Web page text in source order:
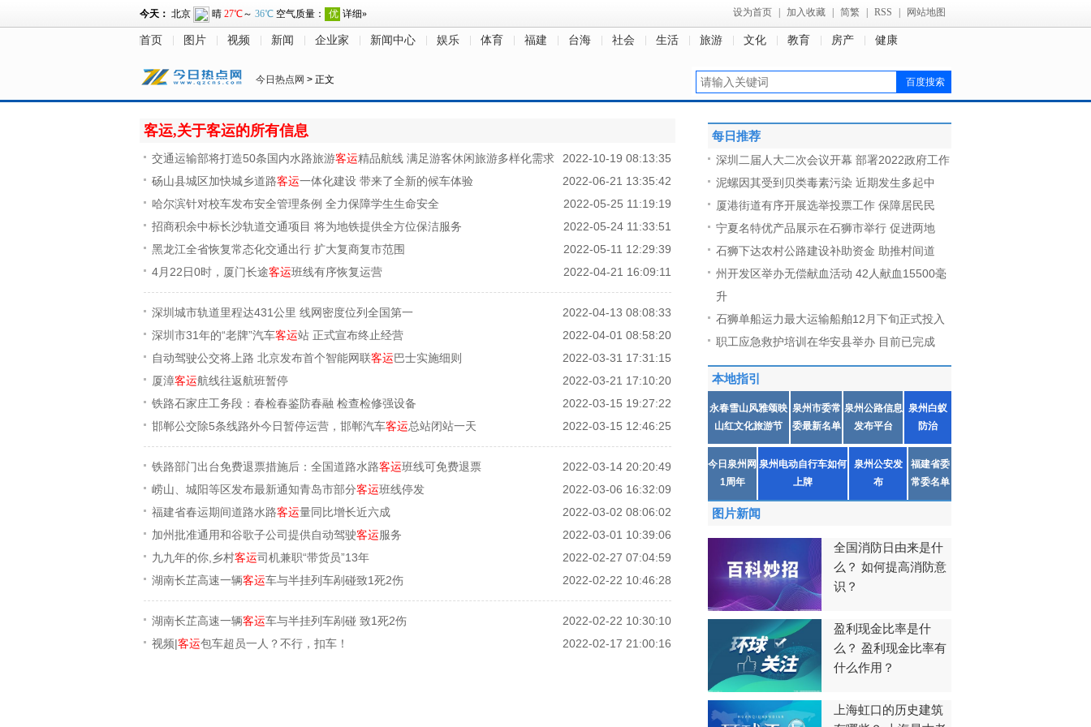
设为首页 加入收藏 简繁 RSS 网站地图
首页 图片 视频 新闻 企业家 新闻中心 娱乐 体育 福建 台海 社会 生活 旅游 文化 教育 房产 健康
今日热点网 > 正文
客运,关于客运的所有信息
2022-10-19 08:13:35
交通运输部将打造50条国内水路旅游客运精品航线 满足游客休闲旅游多样化需求
2022-06-21 13:35:42
砀山县城区加快城乡道路客运一体化建设 带来了全新的候车体验
2022-05-25 11:19:19
哈尔滨针对校车发布安全管理条例 全力保障学生生命安全
2022-05-24 11:33:51
招商积余中标长沙轨道交通项目 将为地铁提供全方位保洁服务
2022-05-11 12:29:39
黑龙江全省恢复常态化交通出行 扩大复商复市范围
2022-04-21 16:09:11
4月22日0时，厦门长途客运班线有序恢复运营
2022-04-13 08:08:33
深圳城市轨道里程达431公里 线网密度位列全国第一
2022-04-01 08:58:20
深圳市31年的“老牌”汽车客运站 正式宣布终止经营
2022-03-31 17:31:15
自动驾驶公交将上路 北京发布首个智能网联客运巴士实施细则
2022-03-21 17:10:20
厦漳客运航线往返航班暂停
2022-03-15 19:27:22
铁路石家庄工务段：春检春鉴防春融 检查检修强设备
2022-03-15 12:46:25
邯郸公交除5条线路外今日暂停运营，邯郸汽车客运总站闭站一天
2022-03-14 20:20:49
铁路部门出台免费退票措施后：全国道路水路客运班线可免费退票
2022-03-06 16:32:09
崂山、城阳等区发布最新通知青岛市部分客运班线停发
2022-03-02 08:06:02
福建省春运期间道路水路客运量同比增长近六成
2022-03-01 10:39:06
加州批准通用和谷歌子公司提供自动驾驶客运服务
2022-02-27 07:04:59
九九年的你,乡村客运司机兼职“带货员”13年
2022-02-22 10:46:28
湖南长芷高速一辆客运车与半挂列车剐碰致1死2伤
2022-02-22 10:30:10
湖南长芷高速一辆客运车与半挂列车剐碰 致1死2伤
2022-02-17 21:00:16
视频|客运包车超员一人？不行，扣车！
每日推荐
深圳二届人大二次会议开幕 部署2022政府工作
泥螺因其受到贝类毒素污染 近期发生多起中
厦港街道有序开展选举投票工作 保障居民民
宁夏名特优产品展示在石狮市举行 促进两地
石狮下达农村公路建设补助资金 助推村间道
州开发区举办无偿献血活动 42人献血15500毫
升
石狮单船运力最大运输船舶12月下旬正式投入
职工应急救护培训在华安县举办 目前已完成
本地指引
永春雪山风雅颂映
山红文化旅游节
泉州市委常
委最新名单
泉州公路信息
发布平台
泉州白蚁
防治
今日泉州网
1周年
泉州电动自行车如何
上牌
泉州公安发
布
福建省委
常委名单
图片新闻
全国消防日由来是什
么？ 如何提高消防意
识？
盈利现金比率是什
么？ 盈利现金比率有
什么作用？
上海虹口的历史建筑